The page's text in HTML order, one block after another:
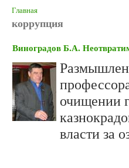
Вы здесь
Главная
коррупция
Виноградов Б.А.
очищении
власти за